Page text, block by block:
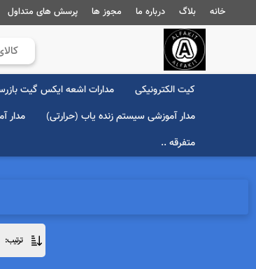
خانه بلاگ درباره ما مجوز ها پرسش های متداول
کیت الکترونیکی مدارات اشعه ایکس گیت
مدار آموزشی سیستم زنده یاب (حرارتی)
مدار
متفرقه ..
ترتیب: